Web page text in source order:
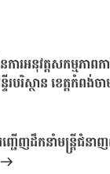
ារអនុវត្តសកម្មភាព
បរិស្ថាន ខេត្តកំពង់ច
ើញដឹកនាំមន្ត្រីជំនា